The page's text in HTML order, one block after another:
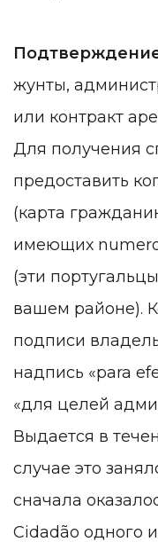
жунты,
или контракт
Для получения
предоставить
(карта
имеющих
(эти
вашем районе).
подписи
надпись «para
«для целей
Выдается в
случае это
сначала
Cidadão одного